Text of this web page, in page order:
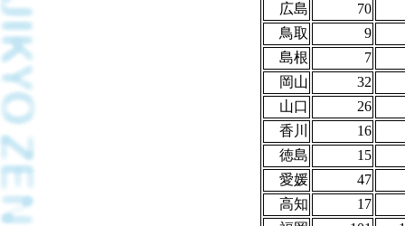
広島
70
鳥取
9
島根
7
岡山
32
山口
26
香川
16
徳島
15
愛媛
47
高知
17